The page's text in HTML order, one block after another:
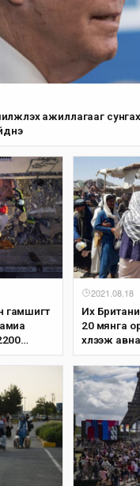
ажиллагааг
гамшигт
2021.08.18
Их
20 мянга
хүлээж авна